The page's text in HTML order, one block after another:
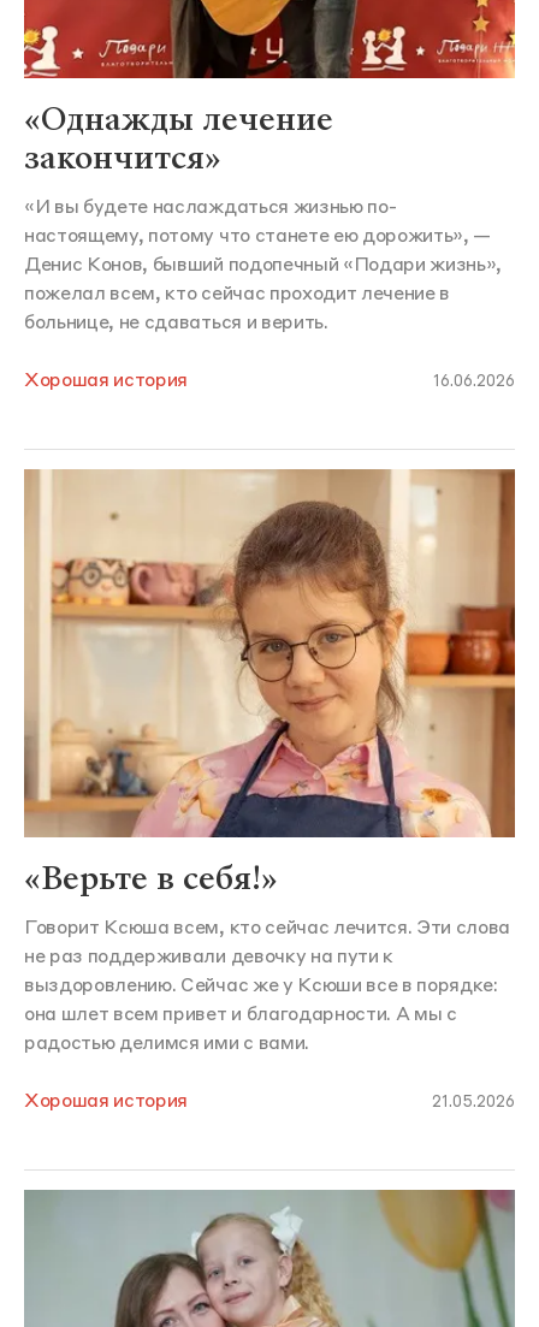
«Однажды лечение
закончится»
«И вы будете наслаждаться жизнью по-
настоящему, потому что станете ею дорожить», —
Денис Конов, бывший подопечный «Подари жизнь»,
пожелал всем, кто сейчас проходит лечение в
больнице, не сдаваться и верить.
Хорошая история 16.06.2026
«Верьте в себя!»
Говорит Ксюша всем, кто сейчас лечится. Эти слова
не раз поддерживали девочку на пути к
выздоровлению. Сейчас же у Ксюши все в порядке:
она шлет всем привет и благодарности. А мы с
радостью делимся ими с вами.
Хорошая история 21.05.2026